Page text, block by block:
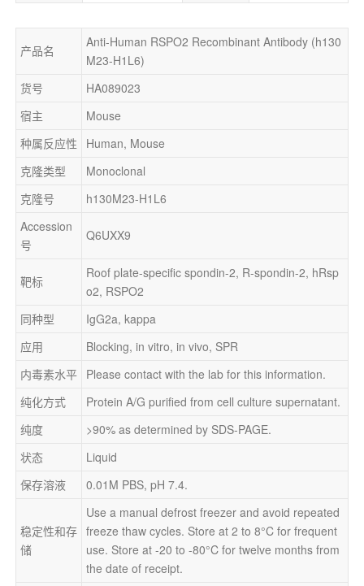
产品名
Anti-Human RSPO2 Recombinant Antibody (h130
M23-H1L6)
货号
HA089023
宿主
Mouse
种属反应性
Human, Mouse
克隆类型
Monoclonal
克隆号
h130M23-H1L6
Accession
号
Q6UXX9
靶标
Roof plate-specific spondin-2, R-spondin-2, hRsp
o2, RSPO2
同种型
IgG2a, kappa
应用
Blocking, in vitro, in vivo, SPR
内毒素水平
Please contact with the lab for this information.
纯化方式
Protein A/G purified from cell culture supernatant.
纯度
>90% as determined by SDS-PAGE.
状态
Liquid
保存溶液
0.01M PBS, pH 7.4.
稳定性和存
储
Use a manual defrost freezer and avoid repeated
freeze thaw cycles. Store at 2 to 8°C for frequent
use. Store at -20 to -80°C for twelve months from
the date of receipt.